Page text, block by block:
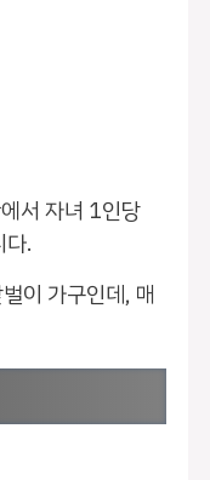
서 자녀 1인당
.
이 가구인데, 매